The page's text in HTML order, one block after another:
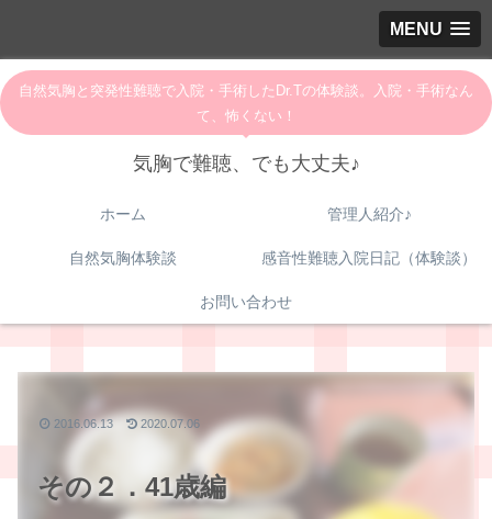
MENU
自然気胸と突発性難聴で入院・手術したDr.Tの体験談。入院・手術なん
て、怖くない！
気胸で難聴、でも大丈夫♪
ホーム 管理人紹介♪
自然気胸体験談 感音性難聴入院日記（体験談）
お問い合わせ
その２．41歳編
2016.06.13 2020.07.06